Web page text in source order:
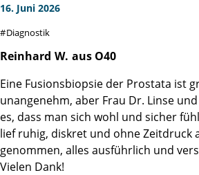
16. Juni 2026
Diagnostik
Reinhard W. aus O40
Eine Fusionsbiopsie der Prostata ist
unangenehm, aber Frau Dr. Linse
es, dass man sich wohl und sicher
lief ruhig, diskret und ohne Zeitdruck
genommen, alles ausführlich und
Vielen Dank!